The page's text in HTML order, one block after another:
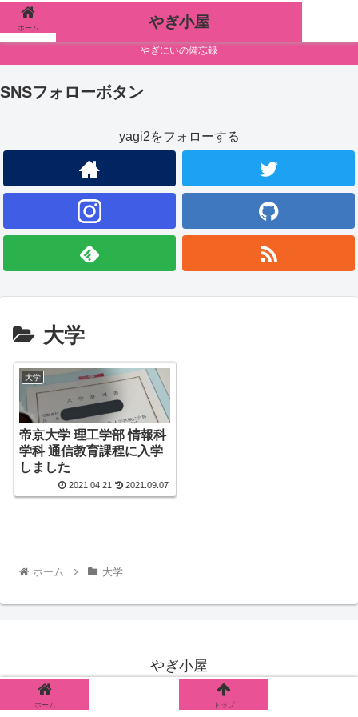
やぎにいの備忘録
SNSフォローボタン
yagi2をフォローする
大学
大学
帝京大学 理工学部 情報科
学科 通信教育課程に入学
しました
2021.04.21 2021.09.07
ホーム 大学
やぎ小屋
© 2019 やぎ小屋.
ホーム やぎ小屋
ホーム トップ